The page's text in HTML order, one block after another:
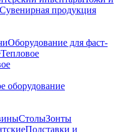
Сувенирная продукция
Оборудование для фаст-
Тепловое
оборудование
СтолыЗонты
Подставки и